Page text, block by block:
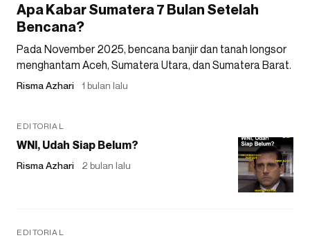
Apa Kabar Sumatera 7 Bulan Setelah
Bencana?
Pada November 2025, bencana banjir dan tanah longsor
menghantam Aceh, Sumatera Utara, dan Sumatera Barat.
Risma Azhari 1 bulan lalu
EDITORIAL
WNI, Udah Siap Belum?
Risma Azhari 2 bulan lalu
EDITORIAL